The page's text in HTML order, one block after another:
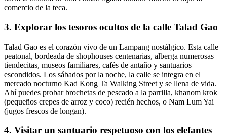
comercio de la teca.
3. Explorar los tesoros ocultos de la calle Talad Gao
Talad Gao es el corazón vivo de un Lampang nostálgico. Esta calle
peatonal, bordeada de shophouses centenarias, alberga numerosas
tiendecitas, museos familiares, cafés de antaño y santuarios
escondidos. Los sábados por la noche, la calle se integra en el
mercado nocturno Kad Kong Ta Walking Street y se llena de vida.
Ahí puedes probar brochetas de pescado a la parrilla, khanom krok
(pequeños crepes de arroz y coco) recién hechos, o Nam Lum Yai
(jugos frescos de longan).
4. Visitar un santuario respetuoso con los elefantes